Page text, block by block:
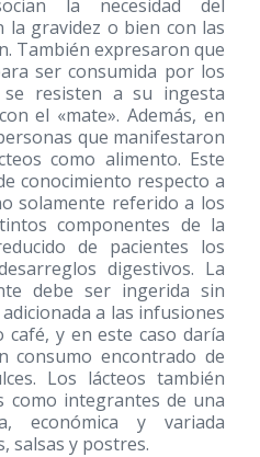
la necesidad del
la gravidez o bien con las
También expresaron que
ser consumida por los
resisten a su ingesta
el «mate». Además, en
que manifestaron
como alimento. Este
conocimiento respecto a
solamente referido a los
componentes de la
de pacientes los
digestivos. La
debe ser ingerida sin
a las infusiones
café, y en este caso daría
consumo encontrado de
Los lácteos también
como integrantes de una
económica y variada
salsas y postres.